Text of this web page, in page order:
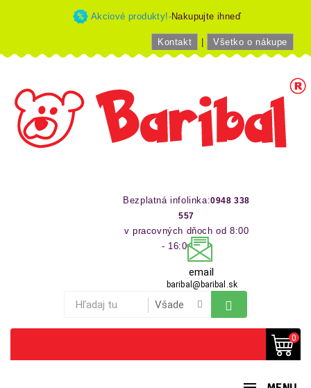
Akciové produkty!-Nakupujte ihneď
Kontakt Všetko o nákupe
Bezplatná infolinka:0948 338
557
v pracovných dňoch od 8:00
- 16:00 hod
email
baribal@baribal.sk
0